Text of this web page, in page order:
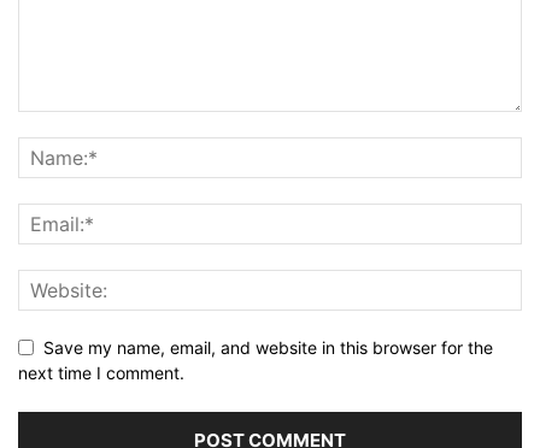
Save my name, email, and website in this browser for the
next time I comment.